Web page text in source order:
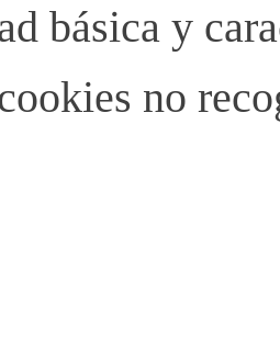
básica y
no